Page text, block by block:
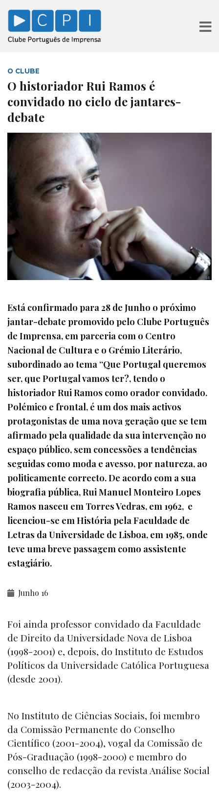
O CLUBE
O historiador Rui Ramos é
convidado no ciclo de jantares-
debate
Está confirmado para 28 de Junho o próximo
jantar-debate promovido pelo Clube Português
de Imprensa, em parceria com o Centro
Nacional de Cultura e o Grémio Literário,
subordinado ao tema “Que Portugal queremos
ser, que Portugal vamos ter?, tendo o
historiador Rui Ramos como orador convidado.
Polémico e frontal, é um dos mais activos
protagonistas de uma nova geração que se tem
afirmado pela qualidade da sua intervenção no
espaço público, sem concessões a tendências
seguidas como moda e avesso, por natureza, ao
politicamente correcto. De acordo com a sua
biografia pública, Rui Manuel Monteiro Lopes
Ramos nasceu em Torres Vedras, em 1962, e
licenciou-se em História pela Faculdade de
Letras da Universidade de Lisboa, em 1985, onde
teve uma breve passagem como assistente
estagiário.
Junho 16
Foi ainda professor convidado da Faculdade
de Direito da Universidade Nova de Lisboa
(1998-2001) e, depois, do Instituto de Estudos
Políticos da Universidade Católica Portuguesa
(desde 2001).
No Instituto de Ciências Sociais, foi membro
da Comissão Permanente do Conselho
Científico (2001-2004), vogal da Comissão de
Pós-Graduação (1998-2000) e membro do
conselho de redacção da revista Análise Social
(2003-2004).